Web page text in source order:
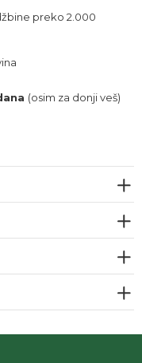
preko 2.000
(osim za donji veš)